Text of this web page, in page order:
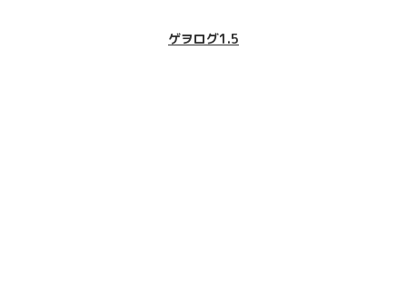
ゲヲログ1.5